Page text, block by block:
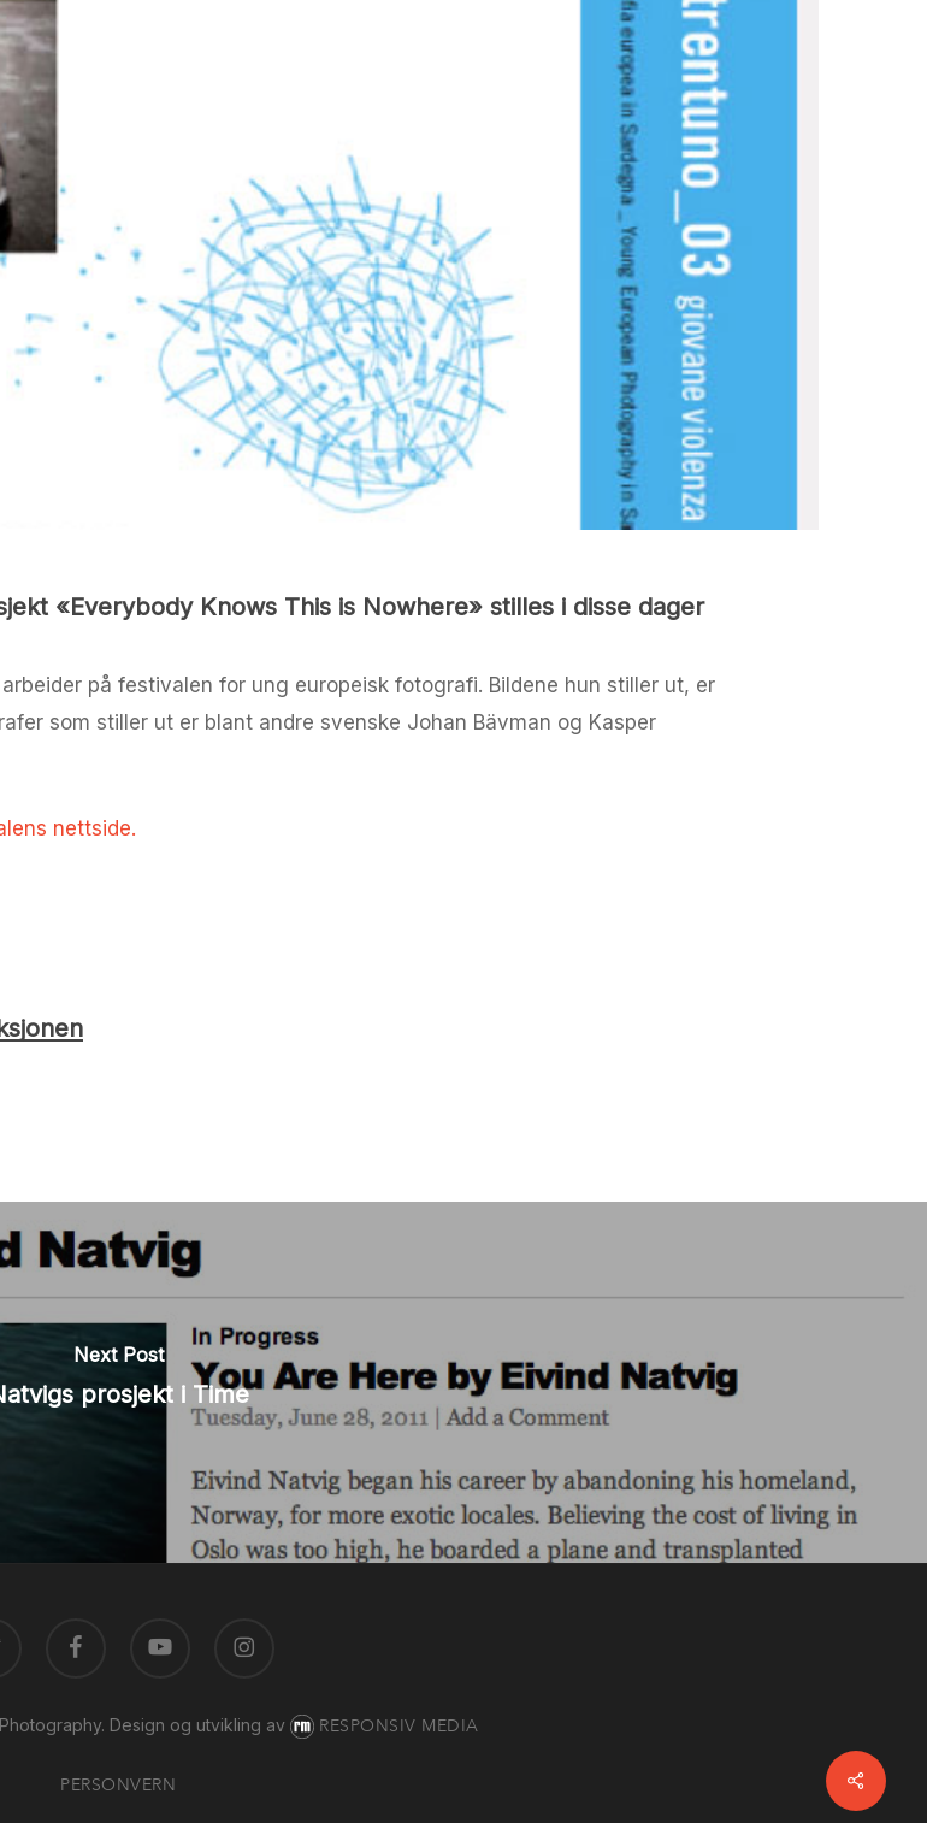
«Everybody Knows This is Nowhere» stilles i disse dager
på festivalen for ung europeisk fotografi. Bildene hun stiller ut, er
som stiller ut er blant andre svenske Johan Bävman og Kasper
nettside.
Next Post
prosjekt i Time
Share
FACEBOOK
Design og utvikling av RESPONSIV MEDIA
PERSONVERN